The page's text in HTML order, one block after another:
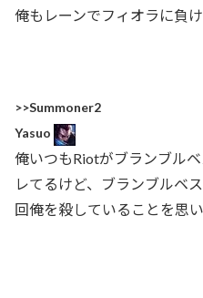
俺もレーンでフィオラに負
>>Summoner2
Yasuo
俺いつもRiotがブランブル
レてるけど、ブランブルベ
回俺を殺していることを思